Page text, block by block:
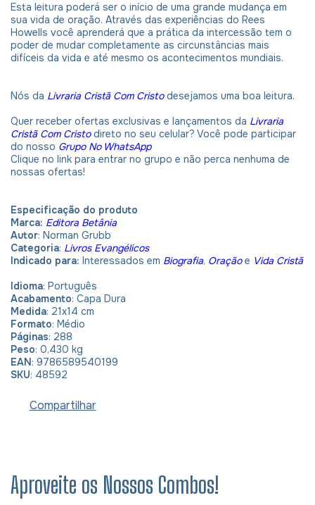
Esta leitura poderá ser o início de uma grande mudança em
sua vida de oração. Através das experiências do Rees
Howells você aprenderá que a prática da intercessão tem o
poder de mudar completamente as circunstâncias mais
difíceis da vida e até mesmo os acontecimentos mundiais.
Nós da Livraria Cristã Com Cristodesejamos uma boa leitura.
Quer receber ofertas exclusivas e lançamentos da Livraria
Cristã Com Cristodireto no seu celular? Você pode participar
do nosso Grupo No WhatsApp
Clique no link para entrar no grupo e não perca nenhuma de
nossas ofertas!
Especificação do produto
Marca: Editora Betânia
Autor: Norman Grubb
Categoria: Livros Evangélicos
Indicado para: Interessados em Biografia, Oraçãoe Vida Cristã
Idioma: Português
Acabamento: Capa Dura
Medida: 21x14 cm
Formato: Médio
Páginas: 288
Peso: 0,430 kg
EAN: 9786589540199
SKU: 48592
Compartilhar
Aproveite os Nossos Combos!